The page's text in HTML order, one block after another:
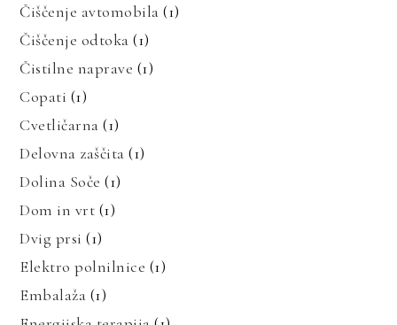
Čiščenje avtomobila (1)
Čiščenje odtoka (1)
Čistilne naprave (1)
Copati (1)
Cvetličarna (1)
Delovna zaščita (1)
Dolina Soče (1)
Dom in vrt (1)
Dvig prsi (1)
Elektro polnilnice (1)
Embalaža (1)